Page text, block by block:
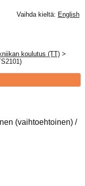
Vaihda kieltä: English
koulutus (TT) >
(vaihtoehtoinen) /